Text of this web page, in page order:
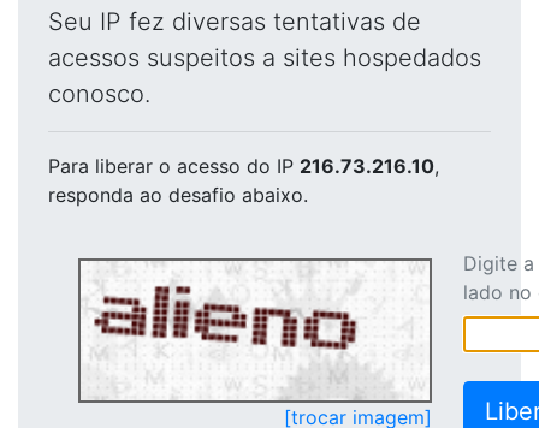
Seu IP fez diversas tentativas de
acessos suspeitos a sites hospedados
conosco.
Para liberar o acesso do IP 216.73.216.10,
responda ao desafio abaixo.
[trocar imagem]
Digite
lado no